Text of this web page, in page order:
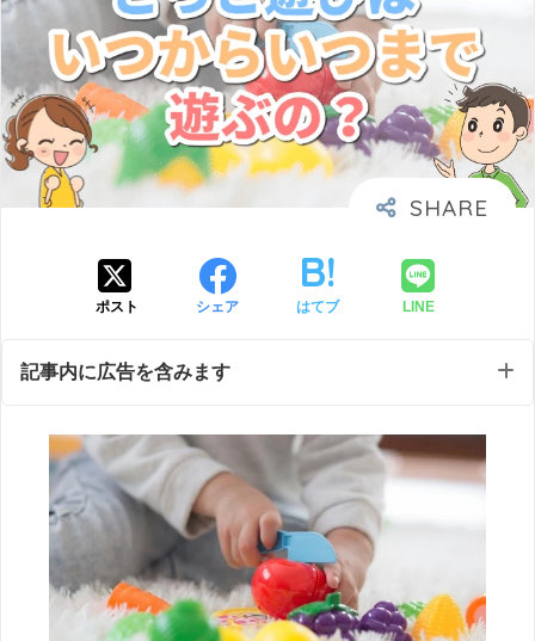
ポスト シェア はてブ LINE
記事内に広告を含みます